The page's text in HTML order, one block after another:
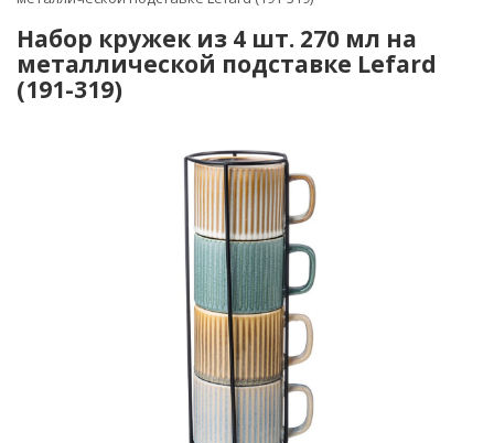
Набор кружек из 4 шт. 270 мл на
металлической подставке Lefard
(191-319)